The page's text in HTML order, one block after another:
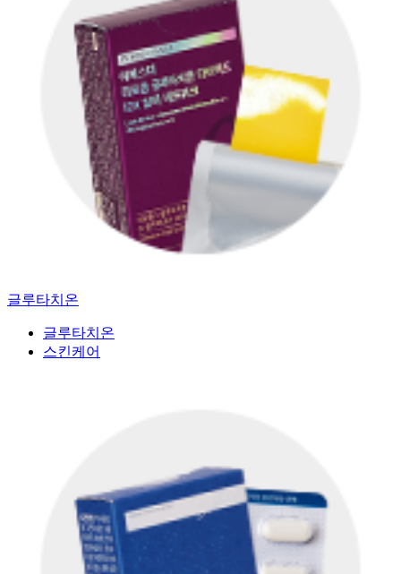
글루타치온
글루타치온
스킨케어